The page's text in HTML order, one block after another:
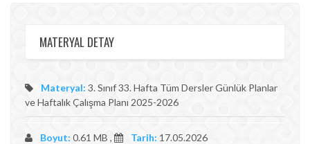
MATERYAL DETAY
Materyal: 3. Sınıf 33. Hafta Tüm Dersler Günlük Planlar
ve Haftalık Çalışma Planı 2025-2026
Boyut: 0.61 MB , Tarih: 17.05.2026